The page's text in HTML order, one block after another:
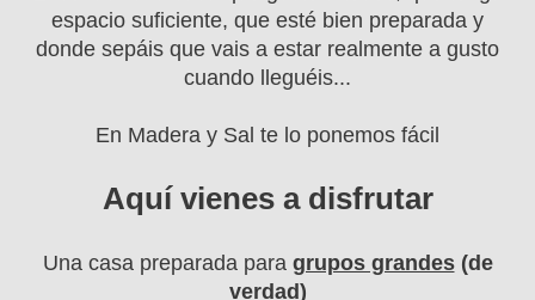
espacio suficiente, que esté bien preparada y
donde sepáis que vais a estar realmente a gusto
cuando lleguéis...
En Madera y Sal te lo ponemos fácil
Aquí vienes a disfrutar
Una casa preparada para grupos grandes(de
verdad)